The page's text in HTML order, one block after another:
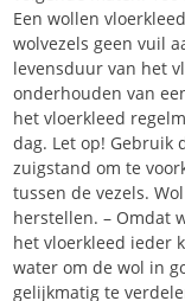
Een wollen
wolvezels geen vuil
levensduur van het
onderhouden van
het vloerkleed
dag. Let op! Gebruik
zuigstand om te
tussen de vezels.
herstellen. – Omdat
het vloerkleed ieder
water om de wol in
gelijkmatig te